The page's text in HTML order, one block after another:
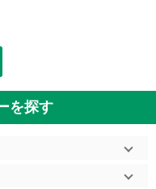
を探す